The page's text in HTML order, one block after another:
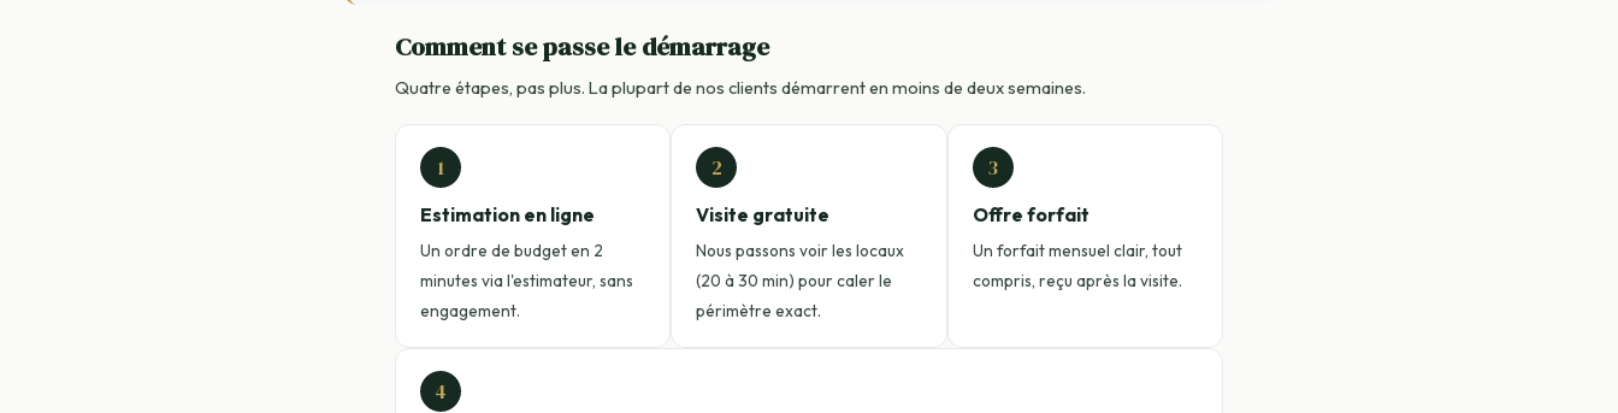
Comment se passe le démarrage
Quatre étapes, pas plus. La plupart de nos clients démarrent en moins de deux semaines.
1
Estimation en ligne
Un ordre de budget en 2
minutes via l'estimateur, sans
engagement.
2
Visite gratuite
Nous passons voir les locaux
(20 à 30 min) pour caler le
périmètre exact.
3
Offre forfait
Un forfait mensuel clair, tout
compris, reçu après la visite.
4